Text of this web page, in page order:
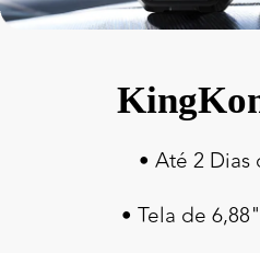
• Até 2 Dias
• Tela de